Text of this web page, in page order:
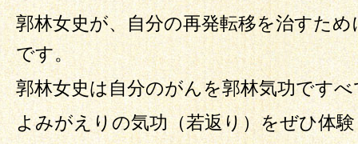
郭林女史が、自分の再発転移を治すた
です。
郭林女史は自分のがんを郭林気功です
よみがえりの気功（若返り）をぜひ体